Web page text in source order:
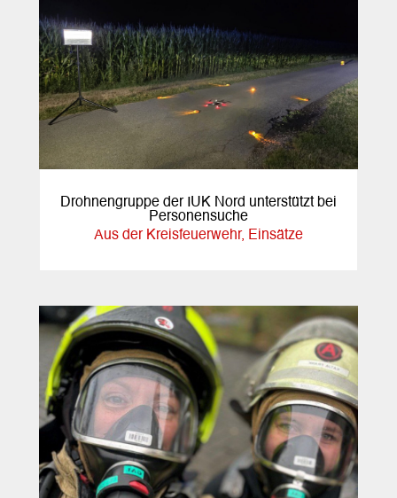
Drohnengruppe der IUK Nord unterstützt bei
Personensuche
Aus der Kreisfeuerwehr, Einsätze